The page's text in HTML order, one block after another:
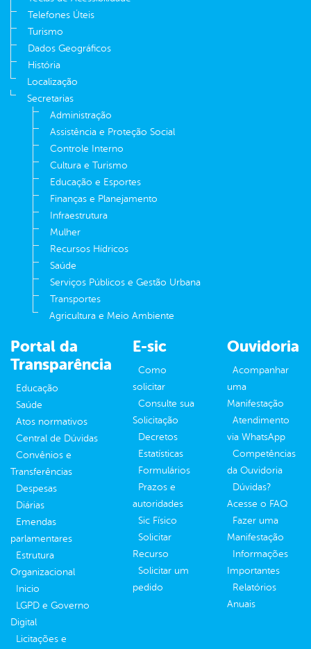
Telefones Úteis
Turismo
Dados Geográficos
História
Localização
Secretarias
Administração
Assistência e Proteção Social
Controle Interno
Cultura e Turismo
Educação e Esportes
Finanças e Planejamento
Infraestrutura
Mulher
Recursos Hídricos
Saúde
Serviços Públicos e Gestão Urbana
Transportes
Agricultura e Meio Ambiente
Portal da
Transparência
Educação
Saúde
Atos normativos
Central de Dúvidas
Convênios e
Transferências
Despesas
Diárias
Emendas
parlamentares
Estrutura
Organizacional
Inicio
LGPD e Governo
Digital
Licitações e
E-sic
Como
solicitar
Consulte sua
Solicitação
Decretos
Estatísticas
Formulários
Prazos e
autoridades
Sic Físico
Solicitar
Recurso
Solicitar um
pedido
Ouvidoria
Acompanhar
uma
Manifestação
Atendimento
via WhatsApp
Competências
da Ouvidoria
Dúvidas?
Acesse o FAQ
Fazer uma
Manifestação
Informações
Importantes
Relatórios
Anuais